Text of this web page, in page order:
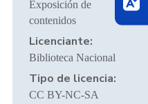
Exposición de
contenidos
Licenciante:
Biblioteca Nacional
Tipo de licencia:
CC BY-NC-SA